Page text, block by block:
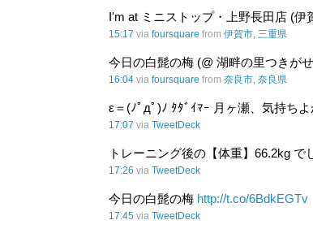
I'm at ミニストップ・上野長田店 (伊
15:17 via foursquare from 伊賀市, 三重県
今日の白髭の梅 (@ 湖畔の里つきが
16:04 via foursquare from 奈良市, 奈良県
ε＝(ﾉﾟдﾟ)ﾉ ﾀﾀﾞｲﾏｰ 月ヶ瀬、気持ちよ
17:07 via TweetDeck
トレーニング後の【体重】66.2kg で
17:26 via TweetDeck
今日の白髭の梅 http://t.co/6BdkEGTv
17:45 via TweetDeck